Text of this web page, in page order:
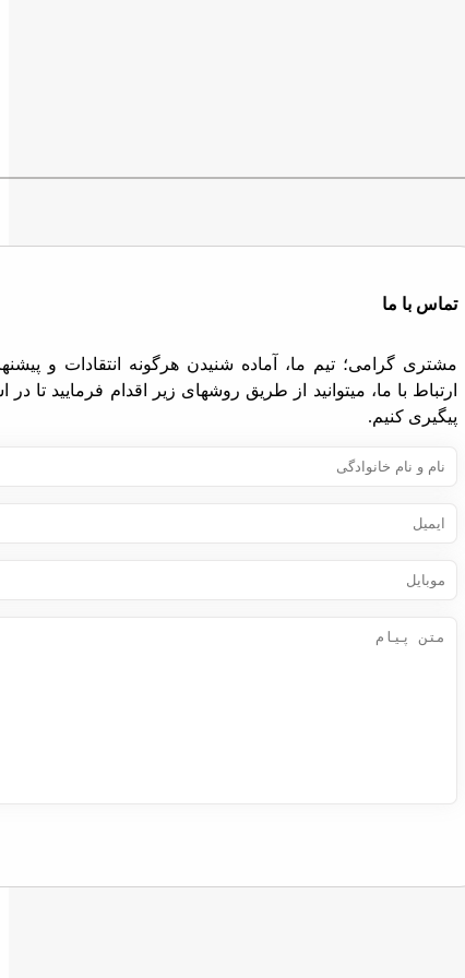
تماس با ما
مشتری گرامی؛ تیم ما، آماده شنیدن هرگونه انتقادات و
ارتباط با ما، میتوانید از طریق روشهای زیر اقدام فرمایید تا
پیگیری کنیم.